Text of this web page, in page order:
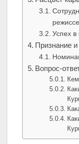
Успех в
Признание
Вопрос-